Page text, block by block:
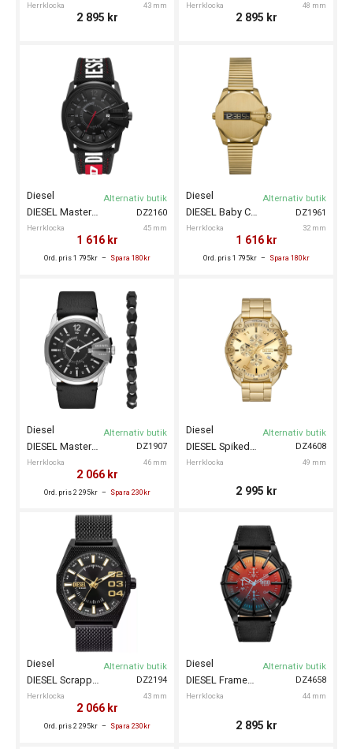
Herrklocka 43 mm
2 895 kr
Herrklocka 48 mm
2 895 kr
DZ2160
Diesel
Herrklocka 45 mm
DIESEL Master Chief 45mm
Alternativ butik
1 616 kr
Ord. pris 1 795kr Spara 180kr
DZ1961
Diesel
Herrklocka 32 mm
DIESEL Baby Chief 32mm
Alternativ butik
1 616 kr
Ord. pris 1 795kr Spara 180kr
DZ1907
Diesel
Herrklocka 46 mm
DIESEL Master Chief 46mm Gift Set
Alternativ butik
2 066 kr
Ord. pris 2 295kr Spara 230kr
DZ4608
Diesel
Herrklocka 49 mm
Alternativ butik
2 995 kr
DZ2194
Diesel
Herrklocka 43 mm
Alternativ butik
2 066 kr
Ord. pris 2 295kr Spara 230kr
DZ4658
Diesel
Herrklocka 44 mm
DIESEL Framed 44mm
Alternativ butik
2 895 kr